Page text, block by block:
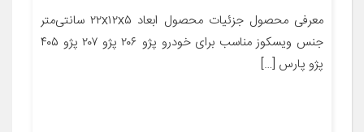
معرفی محصول جزئیات محصول ابعاد ۲۲x۱۲x۵ سانتی‌متر
جنس ویسکوز مناسب برای خودرو پژو ۲۰۶ پژو ۲۰۷ پژو ۴۰۵
پژو پارس […]